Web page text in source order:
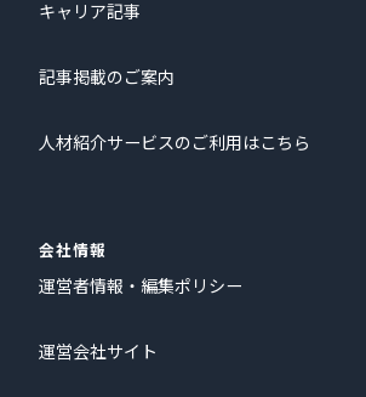
キャリア記事
記事掲載のご案内
人材紹介サービスのご利用はこちら
会社情報
運営者情報・編集ポリシー
運営会社サイト